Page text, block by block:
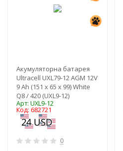
Акумуляторна батарея
Ultracell UXL79-12 AGM 12V
9 Ah (151 x 65 x 99) White
Q8 / 420 (UXL9-12)
Арт: UXL9-12
Код: 682721
0